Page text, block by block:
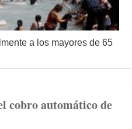
a los mayores de 65
cobro automático de